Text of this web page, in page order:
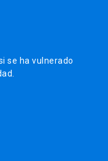
se ha vulnerado